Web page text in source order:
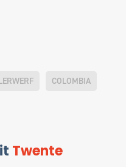
COLOMBIA
Twente